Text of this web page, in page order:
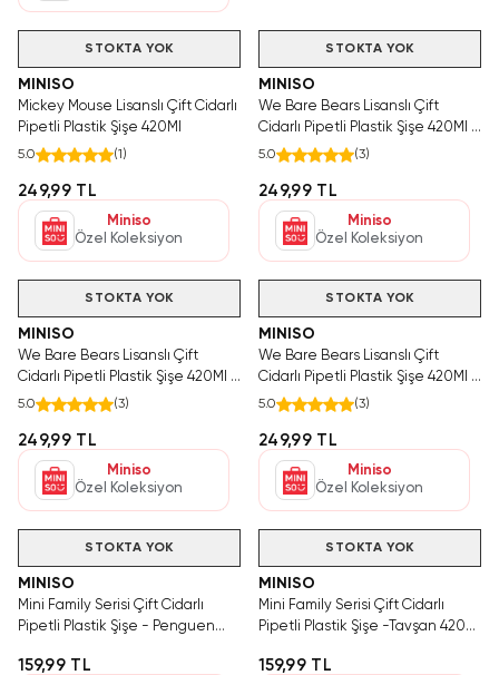
STOKTA YOK
MINISO
Mickey Mouse Lisanslı Çift Cidarlı
Pipetli Plastik Şişe 420Ml
5.0 (1 )
249,99 TL
Miniso
Özel Koleksiyon
STOKTA YOK
MINISO
We Bare Bears Lisanslı Çift
Cidarlı Pipetli Plastik Şişe 420Ml -
Kutup Ayısı
5.0 (3)
249,99 TL
Miniso
Özel Koleksiyon
STOKTA YOK
MINISO
We Bare Bears Lisanslı Çift
Cidarlı Pipetli Plastik Şişe 420Ml -
Panda
5.0 (3)
249,99 TL
Miniso
Özel Koleksiyon
STOKTA YOK
MINISO
We Bare Bears Lisanslı Çift
Cidarlı Pipetli Plastik Şişe 420Ml -
Boz Ayı
5.0 (3)
249,99 TL
Miniso
Özel Koleksiyon
STOKTA YOK
MINISO
Mini Family Serisi Çift Cidarlı
Pipetli Plastik Şişe - Penguen
159,99 TL
STOKTA YOK
MINISO
Mini Family Serisi Çift Cidarlı
Pipetli Plastik Şişe -Tavşan 420
159,99 TL